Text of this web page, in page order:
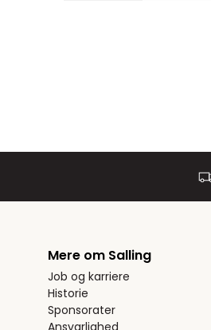
Mere om Salling
Job og karriere
Historie
Sponsorater
Ansvarlighed